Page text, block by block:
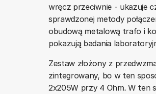
wręcz przeciwnie - ukazuje
sprawdzonej metody
obudową metalową trafo i
pokazują badania
Zestaw złożony z
zintegrowany, bo w ten
2x205W przy 4 Ohm. W ten